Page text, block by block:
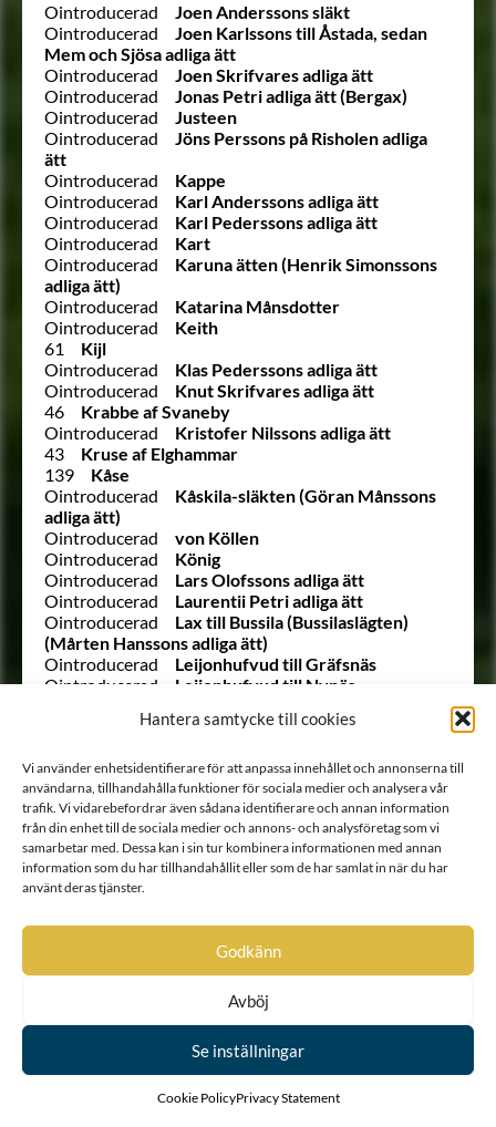
Hantera samtycke till cookies
Vi använder enhetsidentifierare för att anpassa innehållet och annonserna till
användarna, tillhandahålla funktioner för sociala medier och analysera vår
trafik. Vi vidarebefordrar även sådana identifierare och annan information
från din enhet till de sociala medier och annons- och analysföretag som vi
samarbetar med. Dessa kan i sin tur kombinera informationen med annan
information som du har tillhandahållit eller som de har samlat in när du har
använt deras tjänster.
Godkänn
Avböj
Se inställningar
Cookie PolicyPrivacy Statement
Ointroducerad
Joen Anderssons släkt
Ointroducerad
Joen Karlssons till Åstada, sedan
Mem och Sjösa adliga ätt
Ointroducerad
Joen Skrifvares adliga ätt
Ointroducerad
Jonas Petri adliga ätt (Bergax)
Ointroducerad
Justeen
Ointroducerad
Jöns Perssons på Risholen adliga
ätt
Ointroducerad
Kappe
Ointroducerad
Karl Anderssons adliga ätt
Ointroducerad
Karl Pederssons adliga ätt
Ointroducerad
Kart
Ointroducerad
Karuna ätten (Henrik Simonssons
adliga ätt)
Ointroducerad
Katarina Månsdotter
Ointroducerad
Keith
61
Kijl
Ointroducerad
Klas Pederssons adliga ätt
Ointroducerad
Knut Skrifvares adliga ätt
46
Krabbe af Svaneby
Ointroducerad
Kristofer Nilssons adliga ätt
43
Kruse af Elghammar
139
Kåse
Ointroducerad
Kåskila-släkten (Göran Månssons
adliga ätt)
Ointroducerad
von Köllen
Ointroducerad
König
Ointroducerad
Lars Olofssons adliga ätt
Ointroducerad
Laurentii Petri adliga ätt
Ointroducerad
Lax till Bussila (Bussilaslägten)
(Mårten Hanssons adliga ätt)
Ointroducerad
Leijonhufvud till Gräfsnäs
Ointroducerad
Leijonhufvud till Nynäs
Ointroducerad
Lemon
273
Lilliebjelke
74
Lilliesparre af Kragstad
120
Lilliestielke
65
Lillietopp
212
Lind af Hageby
262
Lind i Västergötland
111
Ljuster
Ointroducerad
Mats och Jöns Markussöners adliga
ätt (Jöns Markussons adliga ätt)
Ointroducerad
Mjöhund
Monikalaslägten (Erthel) (Hans
Hanssons adliga ätt)
Ointroducerad
Munck